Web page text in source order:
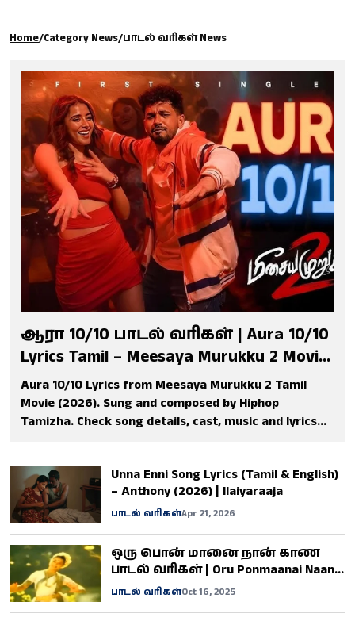
Home/Category News/பாடல் வரிகள் News
ஆரா 10/10 பாடல் வரிகள் | Aura 10/10
Lyrics Tamil – Meesaya Murukku 2 Movie
Song 2026
Aura 10/10 Lyrics from Meesaya Murukku 2 Tamil
Movie (2026). Sung and composed by Hiphop
Tamizha. Check song details, cast, music and lyrics
Unna Enni Song Lyrics (Tamil & English)
– Anthony (2026) | Ilaiyaraaja
பாடல் வரிகள்Apr 21, 2026
ஒரு பொன் மானை நான் காண
பாடல் வரிகள் | Oru Ponmaanai Naan
Kaana Song Lyrics
பாடல் வரிகள்Oct 16, 2025